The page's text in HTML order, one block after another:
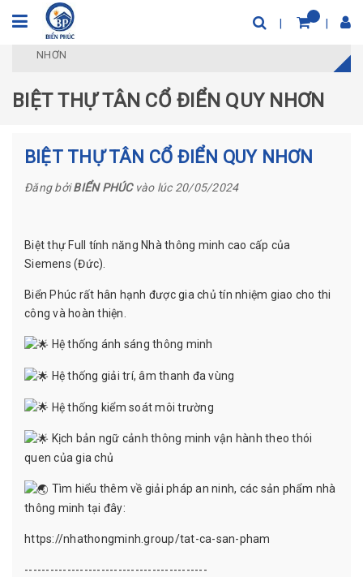
Trang chủ
NHƠN
BIỆT THỰ TÂN CỔ ĐIỂN QUY NHƠN
BIỆT THỰ TÂN CỔ ĐIỂN QUY NHƠN
Đăng bởiBIỂN PHÚCvào lúc 20/05/2024
Biệt thự Full tính năng Nhà thông minh cao cấp của
Siemens (Đức).
Biển Phúc rất hân hạnh được gia chủ tín nhiệm giao cho thi
công và hoàn thiện.
Hệ thống ánh sáng thông minh
Hệ thống giải trí, âm thanh đa vùng
Hệ thống kiểm soát môi trường
Kịch bản ngữ cảnh thông minh vận hành theo thói
quen của gia chủ
Tìm hiểu thêm về giải pháp an ninh, các sản phẩm nhà
thông minh tại đây:
https://nhathongminh.group/tat-ca-san-pham
-------------------------------------------